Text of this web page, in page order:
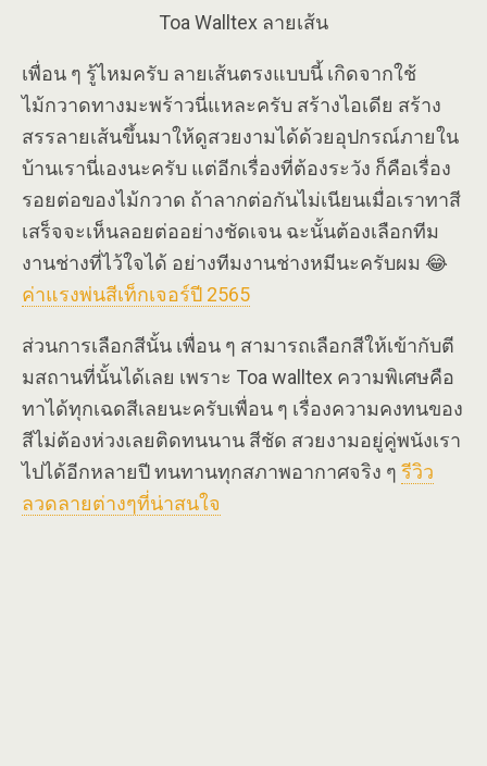
Toa Walltex ลายเส้น
เพื่อน ๆ รู้ไหมครับ ลายเส้นตรงแบบนี้ เกิดจากใช้
ไม้กวาดทางมะพร้าวนี่แหละครับ สร้างไอเดีย สร้าง
สรรลายเส้นขึ้นมาให้ดูสวยงามได้ด้วยอุปกรณ์ภายใน
บ้านเรานี่เองนะครับ แต่อีกเรื่องที่ต้องระวัง ก็คือเรื่อง
รอยต่อของไม้กวาด ถ้าลากต่อกันไม่เนียนเมื่อเราทาสี
เสร็จจะเห็นลอยต่ออย่างชัดเจน ฉะนั้นต้องเลือกทีม
งานช่างที่ไว้ใจได้ อย่างทีมงานช่างหมีนะครับผม 😂
ค่าแรงพ่นสีเท็กเจอร์ปี 2565
ส่วนการเลือกสีนั้น เพื่อน ๆ สามารถเลือกสีให้เข้ากับตี
มสถานที่นั้นได้เลย เพราะ Toa walltex ความพิเศษคือ
ทาได้ทุกเฉดสีเลยนะครับเพื่อน ๆ เรื่องความคงทนของ
สีไม่ต้องห่วงเลยติดทนนาน สีชัด สวยงามอยู่คู่พนังเรา
ไปได้อีกหลายปี ทนทานทุกสภาพอากาศจริง ๆ รีวิว
ลวดลายต่างๆที่น่าสนใจ